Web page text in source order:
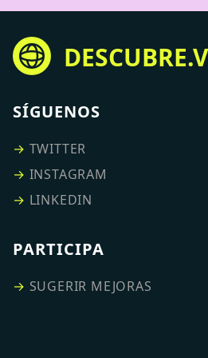
SÍGUENOS
→ TWITTER
→ INSTAGRAM
→ LINKEDIN
PARTICIPA
→ SUGERIR MEJORAS